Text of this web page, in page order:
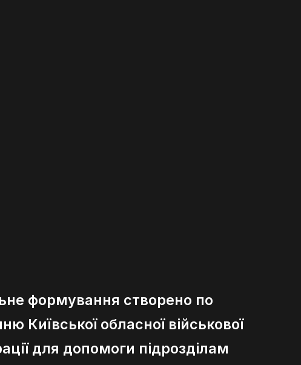
формування створено по
Київської обласної військової
для допомоги підрозділам